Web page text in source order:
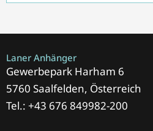
Laner Anhänger
Gewerbepark Harham 6
5760 Saalfelden, Österreich
Tel.: +43 676 849982-200